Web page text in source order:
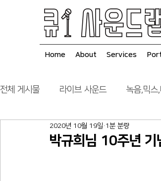
Home About Services
전체 게시물 라이브 사운드 녹음,믹스
음향 시스템 컨설팅 시공
박규희님 10주년 기
2020년 10월 19일 1분 분량